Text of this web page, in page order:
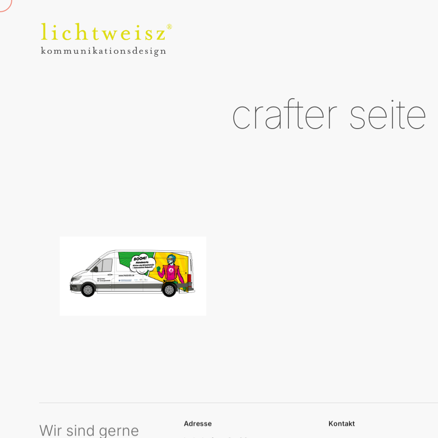
crafter seite
Wir sind gerne Adresse Kontakt